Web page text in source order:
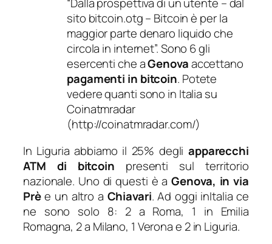
“Dalla prospettiva di un utente – dal
sito bitcoin.otg – Bitcoin è per la
maggior parte denaro liquido che
circola in internet”. Sono 6 gli
esercenti che aGenovaaccettano
pagamenti in bitcoin. Potete
vedere quanti sono in Italia su
Coinatmradar
(http://coinatmradar.com/)
In Liguria abbiamo il 25% degli apparecchi
ATM di bitcoin presenti sul territorio
nazionale. Uno di questi è aGenova, in via
Prèe un altro a Chiavari. Ad oggi inItalia ce
ne sono solo 8: 2 a Roma, 1 in Emilia
Romagna, 2 a Milano, 1 Verona e 2 in Liguria.